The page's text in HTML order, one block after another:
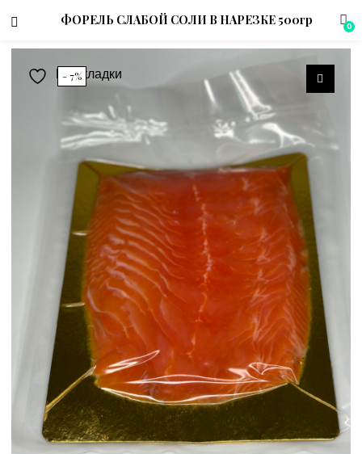
(Магазин)
ФОРЕЛЬ СЛАБОЙ СОЛИ В НАРЕЗКЕ 500гр 0
- 7%
В закладки